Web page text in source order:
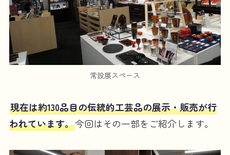
常設展スペース
現在は約130品目の伝統的工芸品の展示・販売が行
われています。今回はその一部をご紹介します。